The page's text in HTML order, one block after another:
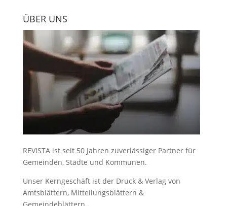
ÜBER UNS
REVISTA ist seit 50 Jahren zuverlässiger Partner für
Gemeinden, Städte und Kommunen.
Unser Kerngeschäft ist der Druck & Verlag von
Amtsblättern, Mitteilungsblättern &
Gemeindeblättern.